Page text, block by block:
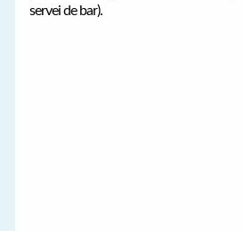
servei de bar).